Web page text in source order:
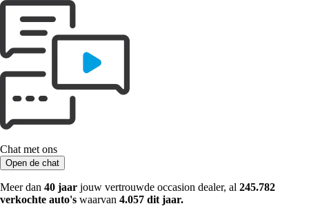
Chat met ons
Open de chat
Meer dan 40 jaar jouw vertrouwde occasion dealer, al 245.782
verkochte auto's waarvan 4.057 dit jaar.